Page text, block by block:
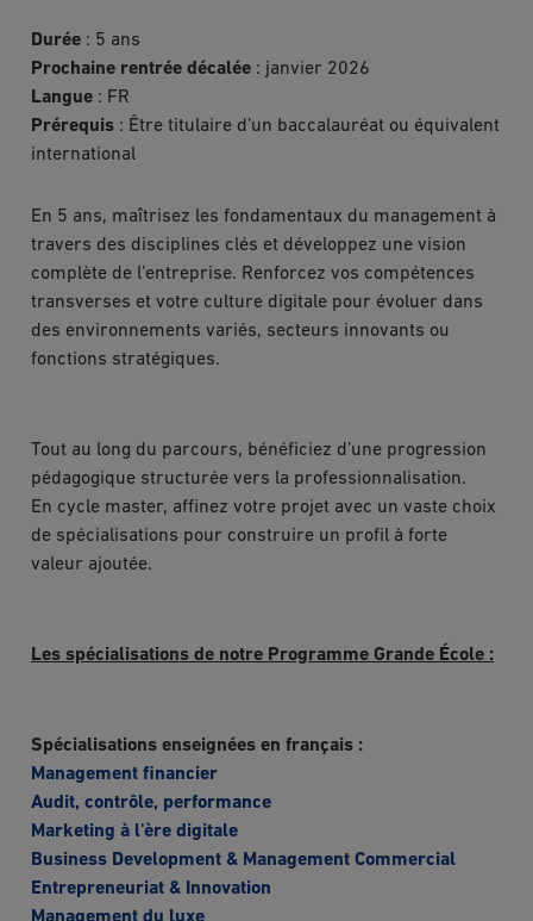
Durée : 5 ans
Prochaine rentrée décalée : janvier 2026
Langue : FR
Prérequis : Être titulaire d’un baccalauréat ou équivalent
international
En 5 ans, maîtrisez les fondamentaux du management à
travers des disciplines clés et développez une vision
complète de l’entreprise. Renforcez vos compétences
transverses et votre culture digitale pour évoluer dans
des environnements variés, secteurs innovants ou
fonctions stratégiques.
Tout au long du parcours, bénéficiez d’une progression
pédagogique structurée vers la professionnalisation.
En cycle master, affinez votre projet avec un vaste choix
de spécialisations pour construire un profil à forte
valeur ajoutée.
Les spécialisations de notre Programme Grande École :
Spécialisations enseignées en français :
Management financier
Audit, contrôle, performance
Marketing à l'ère digitale
Business Development & Management Commercial
Entrepreneuriat & Innovation
Management du luxe